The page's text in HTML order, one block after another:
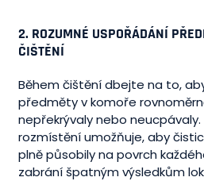
2. ROZUMNÉ USPOŘÁDÁNÍ
ČIŠTĚNÍ
Během čištění dbejte na to,
předměty v komoře
nepřekrývaly nebo neucpávaly.
rozmístění umožňuje, aby
plně působily na povrch
zabrání špatným výsledkům